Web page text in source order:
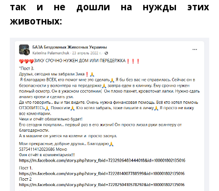
так и не дошли на нужды этих
животных: